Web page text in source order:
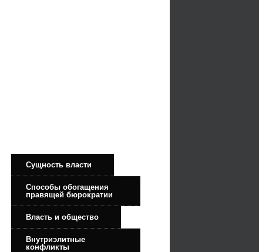
Сущность власти
Способы обогащения
правящей бюрократии
Власть и общество
Внутриэлитные
конфликты